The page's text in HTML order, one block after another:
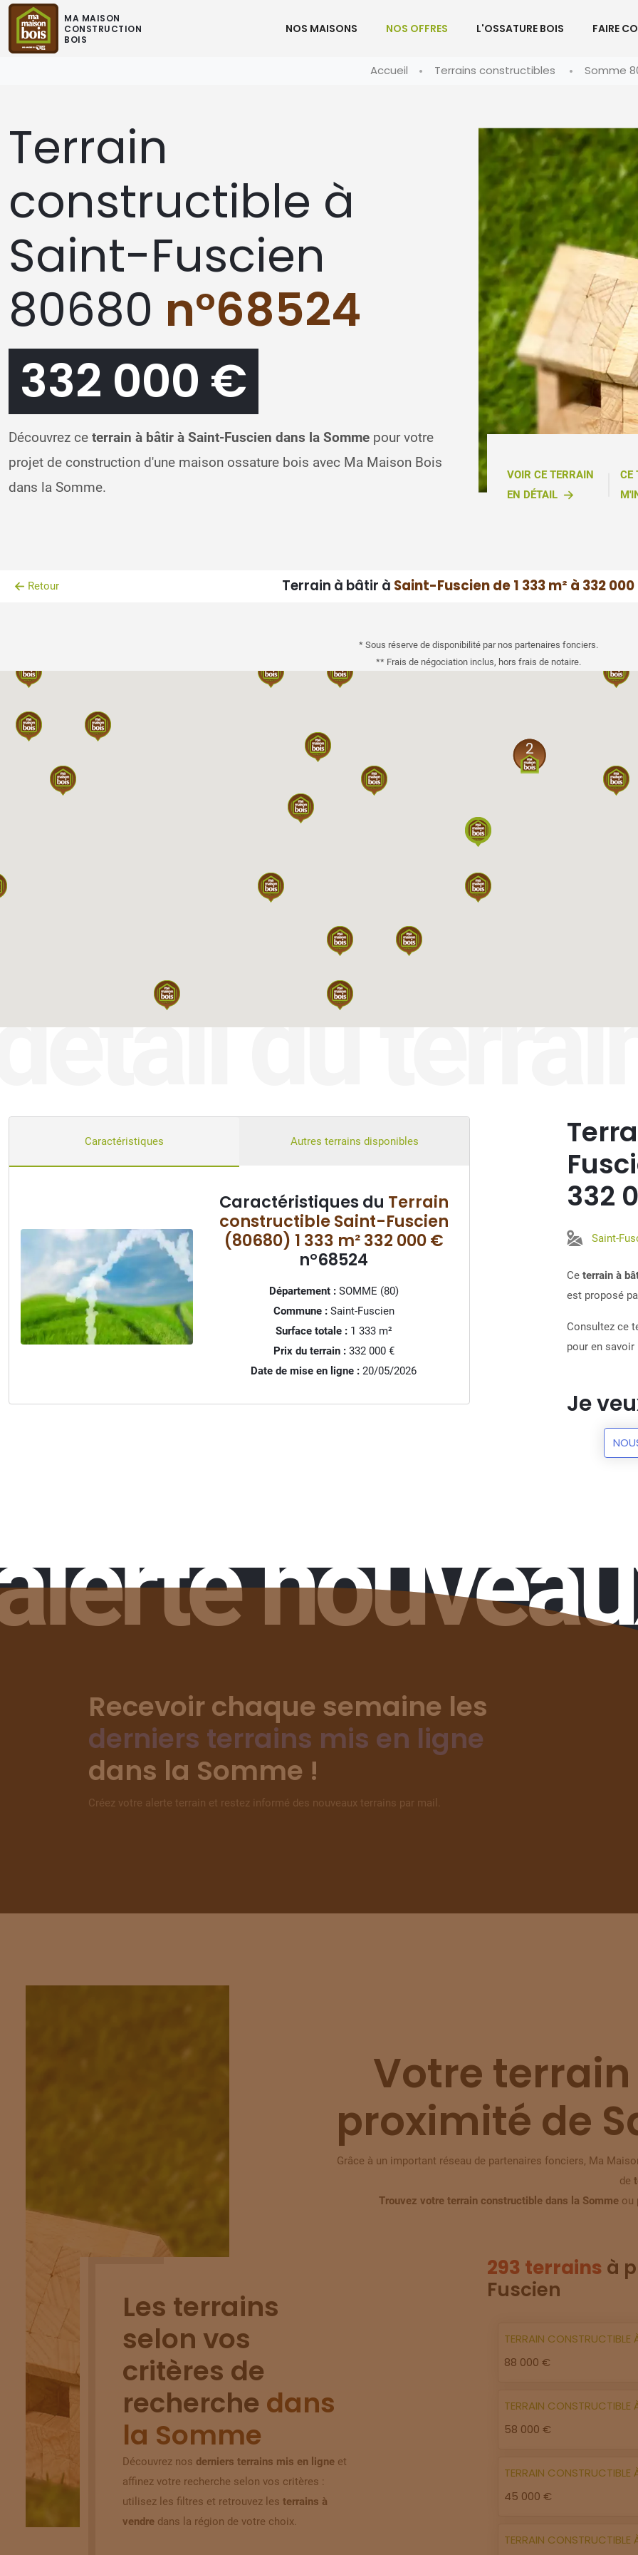
MA MAISON
CONSTRUCTION
BOIS
NOS MAISONS NOS OFFRES L'OSSATURE BOIS FAIRE
Accueil Terrains constructibles Somme
Terrain
constructible à
Saint-Fuscien
80680 n°68524
332 000 €
Découvrez ce terrain à bâtir à Saint-Fuscien dans la Somme pour votre
projet de construction d'une maison ossature bois avec Ma Maison Bois
dans la Somme.
VOIR CE TERRAIN
EN DÉTAIL
CE
Retour Terrain à bâtir à Saint-Fuscien de 1 333 m² à 332
* Sous réserve de disponibilité par nos partenaires fonciers.
** Frais de négociation inclus, hors frais de notaire.
2
du
332
Saint-
Ce terrain à
est proposé
Consultez ce
pour en savoir
Je
Caractéristiques Autres terrains disponibles
Caractéristiques du Terrain
constructible Saint-Fuscien
(80680) 1 333 m² 332 000 €
n°68524
Département :SOMME (80)
Commune :Saint-Fuscien
Surface totale : 1 333 m²
Prix du terrain :332 000 €
Date de mise en ligne : 20/05/2026
Recevoir chaque semaine les
derniers terrains mis en ligne
dans la Somme !
Créez votre alerte terrain et restez informé des nouveaux terrains par mail.
Votre
proximité de
Grâce à un important réseau de partenaires fonciers, Ma
de
Trouvez votre terrain constructible dans la Somme ou
Les terrains
selon vos
critères de
recherche dans
la Somme
Découvrez nos derniers terrains mis en ligne et
affinez votre recherche selon vos critères :
utilisez les filtres et retrouvez les terrains à
vendre dans la région de votre choix.
293 terrains à
Fuscien
TERRAIN CONSTRUCTIBLE
88 000 €
TERRAIN CONSTRUCTIBLE
58 000 €
TERRAIN CONSTRUCTIBLE
45 000 €
TERRAIN CONSTRUCTIBLE